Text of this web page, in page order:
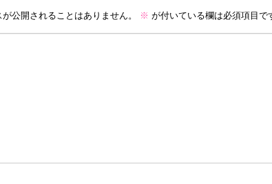
公開されることはありません。 ※ が付いている欄は必須項目で